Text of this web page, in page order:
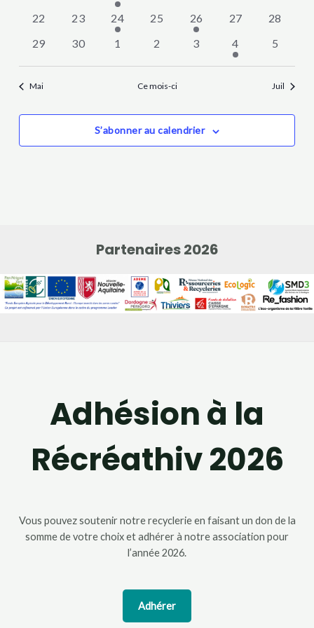
évènementsévènement
0
22
0
évènements
23
1
évènement
24
0
évènements
25
1
évènement
26
0
27
0
28
0
29
0
30
0
1
0
2
0
évènements
3
2
évènements
4
0
5
Mai Ce mois-ci Juil
S’abonner au calendrier
Partenaires 2026
Adhésion à la
Récréathiv 2026
Vous pouvez soutenir notre recyclerie en faisant un don de la
somme de votre choix et adhérer à notre association pour
l’année 2026.
Adhérer